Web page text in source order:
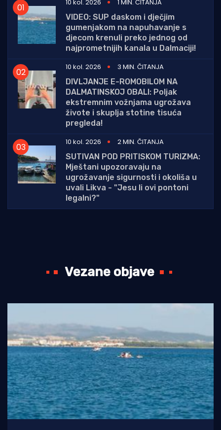
10 kol. 2026
1 MIN. ČITANJA
VIDEO: SUP daskom i dječjim
gumenjakom na napuhavanje s
djecom krenuli preko jednog od
najprometnijih kanala u Dalmaciji!
10 kol. 2026
3 MIN. ČITANJA
DIVLJANJE E-ROMOBILOM NA
DALMATINSKOJ OBALI: Poljak
ekstremnim vožnjama ugrožava
živote i skuplja stotine tisuća
pregleda!
10 kol. 2026
2 MIN. ČITANJA
SUTIVAN POD PRITISKOM TURIZMA:
Mještani upozoravaju na
ugrožavanje sigurnosti i okoliša u
uvali Likva - "Jesu li ovi pontoni
legalni?"
Vezane objave